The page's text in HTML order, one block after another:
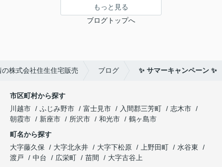
もっと見る
ブログトップへ
株式会社住生住宅販売 ブログ ✨ サマーキャンペーン ✨
市区町村から探す
川越市
ふじみ野市 富士見市 入間郡三芳町
志木市
朝霞市
新座市 所沢市 和光市
鶴ヶ島市
町名から探す
大字藤久保
大字北永井 大字下松原 上野田町
水谷東
渡戸
中台 広栄町 苗間
大字古谷上